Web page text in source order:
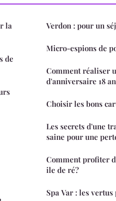
la
de
Verdon :
Micro-espions de
Comment réaliser
d'anniversaire 18
Choisir les bons
Les secrets d'une
saine pour une
Comment profiter
ile de ré?
Spa Var : les